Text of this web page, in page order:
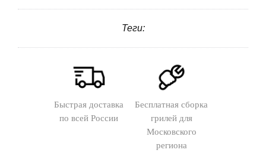
Теги:
Быстрая доставка
по всей России
Бесплатная сборка
грилей для
Московского
региона